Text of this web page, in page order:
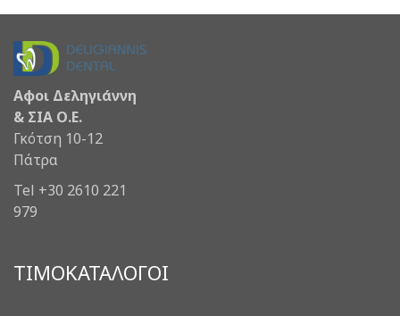
Αφοι Δεληγιάννη
& ΣΙΑ Ο.Ε.
Γκότση 10-12
Πάτρα
Tel +30 2610 221
979
ΤΙΜΟΚΑΤΑΛΟΓΟΙ